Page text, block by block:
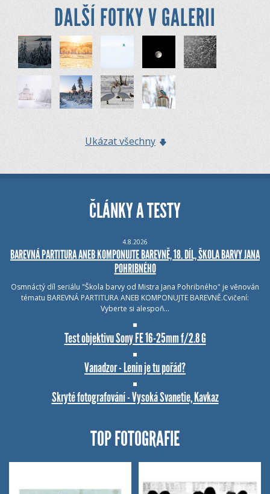
DALŠÍ FOTKY V GALERII
Ukázat všechny
ČLÁNKY A TESTY
4.8.2026
BAREVNÁ PARTITURA ANEB KOMPONUJTE BAREVNĚ, 18. DÍL, ŠKOLA BARVY JANA
POHRIBNÉHO
Osmnáctý díl seriálu "Škola barvy od Mistra Jana Pohribného" je věnován
tématu BAREVNÁ PARTITURA ANEB KOMPONUJTE BAREVNĚ.Cvičení:
Vyberte si alespoň…
Test objektivu Sony FE 16-25mm f/2.8 G
Vanadzor - Lenin je tu pořád?
Skryté fotografování - Vysoká Svanetie, Kavkaz
TOP FOTOGRAFIE